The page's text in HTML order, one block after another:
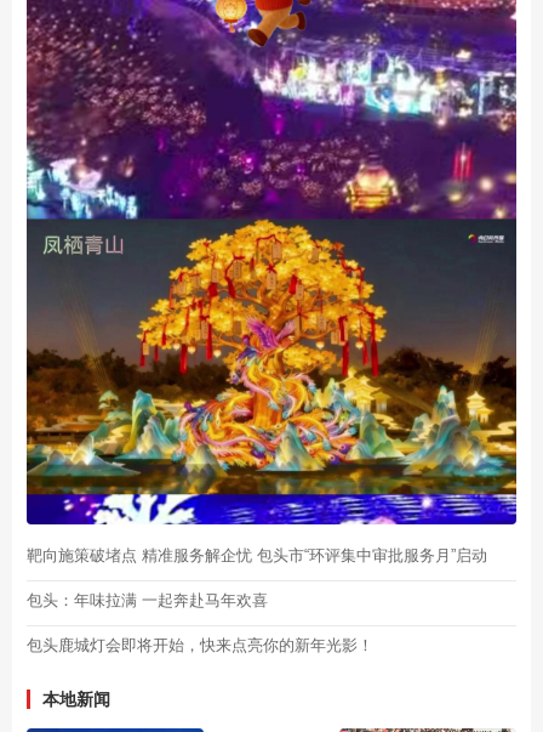
靶向施策破堵点 精准服务解企忧 包头市“环评集中审批服务月”启动
包头：年味拉满 一起奔赴马年欢喜
包头鹿城灯会即将开始，快来点亮你的新年光影！
本地新闻